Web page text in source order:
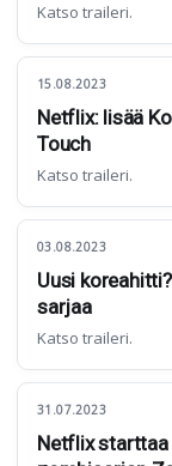
Katso traileri.
15.08.2023
Netflix: lisää
Touch
Katso traileri.
03.08.2023
Uusi
sarjaa
Katso traileri.
31.07.2023
Netflix starttaa